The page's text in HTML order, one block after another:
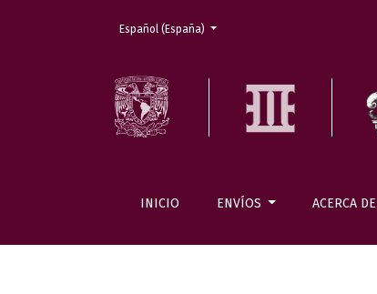
INICIO ENVÍOS ACERCA DE
Cambiar el idioma. El actual es:
Español (España)